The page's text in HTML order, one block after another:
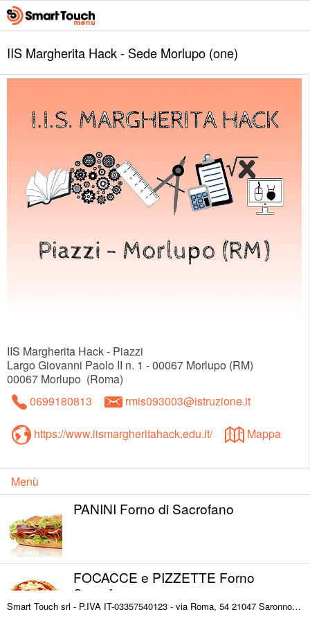
IIS Margherita Hack - Sede Morlupo (one)
IIS Margherita Hack - Piazzi
Largo Giovanni Paolo II n. 1 - 00067 Morlupo (RM)
00067 Morlupo (Roma)
0699180813
rmis093003@istruzione.it
https://www.iismargheritahack.edu.it/ Mappa
Menù
PANINI Forno di Sacrofano
FOCACCE e PIZZETTE Forno
Sacrofano
Smart Touch srl - P.IVA IT-03357540123 - via Roma, 54 21047 Saronno (VA) ITALY